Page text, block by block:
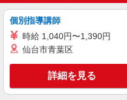
アルバイト パート
ケンタッキーフライドチキン 蘇
カウンタ
時＞平日
時給1200
千葉県千
個別指導講師
時給 1,040円〜1,390円
仙台市青葉区
詳細を見る